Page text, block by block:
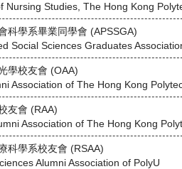
Nursing Studies, The Hong Kong
科學系畢業同學會 (APSSGA)
Social Sciences Graduates
學校友會 (OAA)
Association of The Hong Kong
友會 (RAA)
Association of The Hong Kong
科學系校友會 (RSAA)
Alumni Association of PolyU